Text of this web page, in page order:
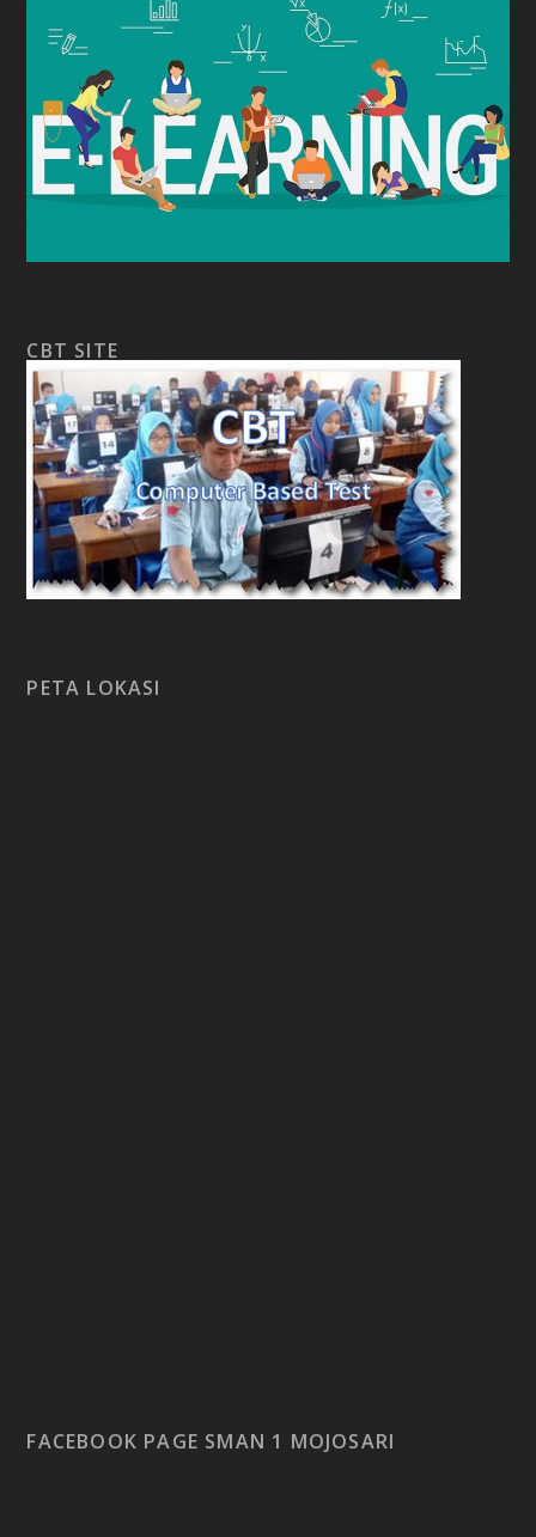
CBT SITE
PETA LOKASI
FACEBOOK PAGE SMAN 1 MOJOSARI